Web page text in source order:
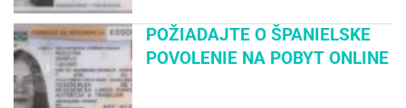
POŽIADAJTE O ŠPANIELSKE
POVOLENIE NA POBYT ONLINE